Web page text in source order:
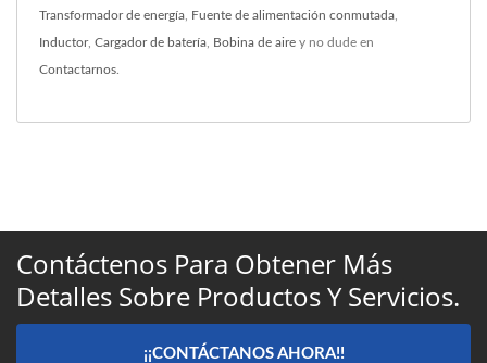
Transformador de energía Fuente de alimentación conmutada
Inductor, Cargador de batería Bobina de aire y no dude en
Contactarnos
Contáctenos Para Obtener Más
Detalles Sobre Productos Y Servicios.
¡¡CONTÁCTANOS AHORA!!